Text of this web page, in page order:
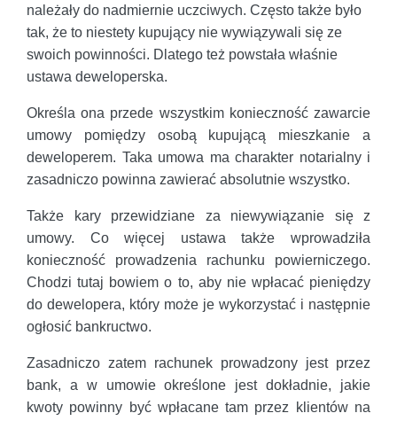
należały do nadmiernie uczciwych. Często także było
tak, że to niestety kupujący nie wywiązywali się ze
swoich powinności. Dlatego też powstała właśnie
ustawa deweloperska.
Określa ona przede wszystkim konieczność zawarcie
umowy pomiędzy osobą kupującą mieszkanie a
deweloperem. Taka umowa ma charakter notarialny i
zasadniczo powinna zawierać absolutnie wszystko.
Także kary przewidziane za niewywiązanie się z
umowy. Co więcej ustawa także wprowadziła
konieczność prowadzenia rachunku powierniczego.
Chodzi tutaj bowiem o to, aby nie wpłacać pieniędzy
do dewelopera, który może je wykorzystać i następnie
ogłosić bankructwo.
Zasadniczo zatem rachunek prowadzony jest przez
bank, a w umowie określone jest dokładnie, jakie
kwoty powinny być wpłacane tam przez klientów na